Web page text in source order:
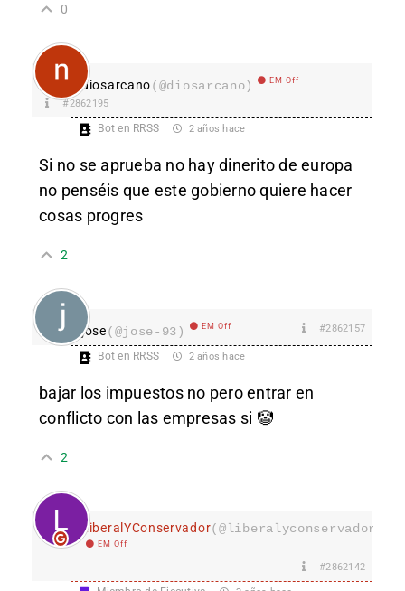
0
diosarcano(@diosarcano) EM Off
#2862195
Bot en RRSS 2 años hace
Si no se aprueba no hay dinerito de europa
no penséis que este gobierno quiere hacer
cosas progres
2
jose(@jose-93) EM Off #2862157
Bot en RRSS 2 años hace
bajar los impuestos no pero entrar en
conflicto con las empresas si 🤡
2
LiberalYConservador
EM Off
#2862142